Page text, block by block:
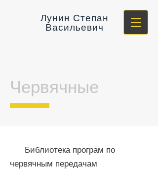
Лунин Степан
Васильевич
Библиотека програм по
червячным передачам
Червячные